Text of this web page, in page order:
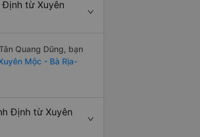
từ Xuyên
Quang Dũng, bạn
Mộc - Bà Rịa-
Định từ Xuyên